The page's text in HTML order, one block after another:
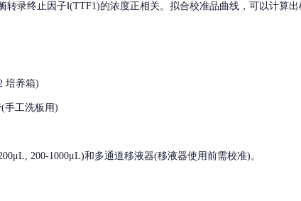
转录终止因子Ⅰ(TTF1)的浓度正相关。拟合校准品曲线，可以计算出
培养箱)
手工洗板用)
200-1000μL)和多通道移液器(移液器使用前需校准)。